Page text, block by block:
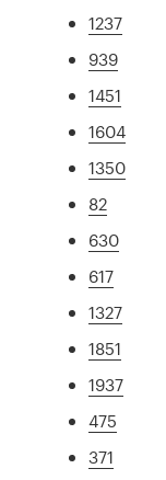
1237
939
1451
1604
1350
82
630
617
1327
1851
1937
475
371